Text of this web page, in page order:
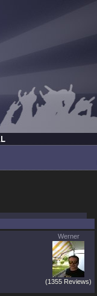
Werner
(1355 Reviews)